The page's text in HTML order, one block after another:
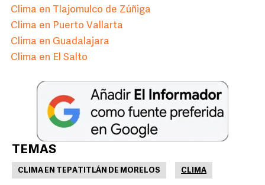
Clima en Tlajomulco de Zúñiga
Clima en Puerto Vallarta
Clima en Guadalajara
Clima en El Salto
TEMAS
CLIMA EN TEPATITLÁN DE MORELOS CLIMA